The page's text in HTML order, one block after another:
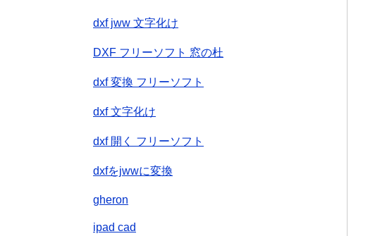
dxf jww 文字化け
DXF フリーソフト 窓の杜
dxf 変換 フリーソフト
dxf 文字化け
dxf 開く フリーソフト
dxfをjwwに変換
gheron
ipad cad